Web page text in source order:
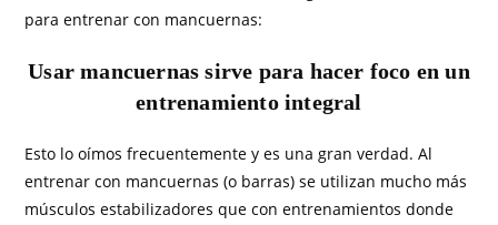
para entrenar con mancuernas:
Usar mancuernas sirve para hacer foco en un
entrenamiento integral
Esto lo oímos frecuentemente y es una gran verdad. Al
entrenar con mancuernas (o barras) se utilizan mucho más
músculos estabilizadores que con entrenamientos donde